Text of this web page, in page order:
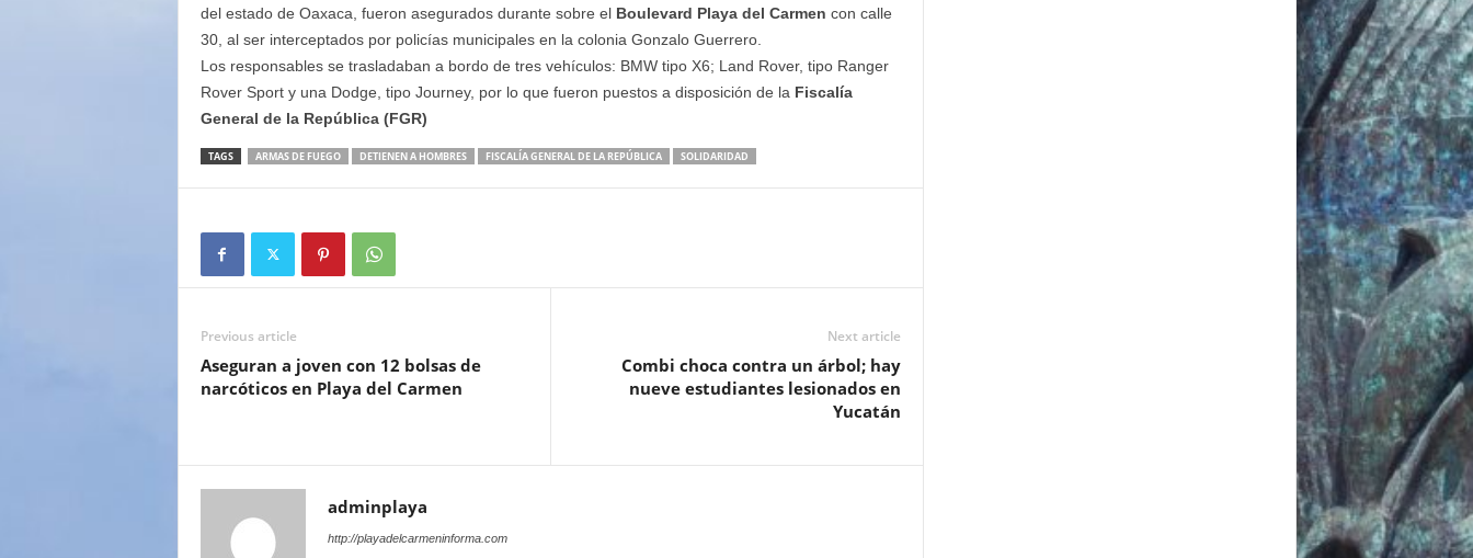
del estado de Oaxaca, fueron asegurados durante sobre el Boulevard Playa del Carmen con calle
30, al ser interceptados por policías municipales en la colonia Gonzalo Guerrero.
Los responsables se trasladaban a bordo de tres vehículos: BMW tipo X6; Land Rover, tipo Ranger
Rover Sport y una Dodge, tipo Journey, por lo que fueron puestos a disposición de la Fiscalía
General de la República (FGR)
TAGS ARMAS DE FUEGO DETIENEN A HOMBRES FISCALÍA GENERAL DE LA REPÚBLICA SOLIDARIDAD
Previous article
Aseguran a joven con 12 bolsas de
narcóticos en Playa del Carmen
Next article
Combi choca contra un árbol; hay
nueve estudiantes lesionados en
Yucatán
adminplaya
http://playadelcarmeninforma.com